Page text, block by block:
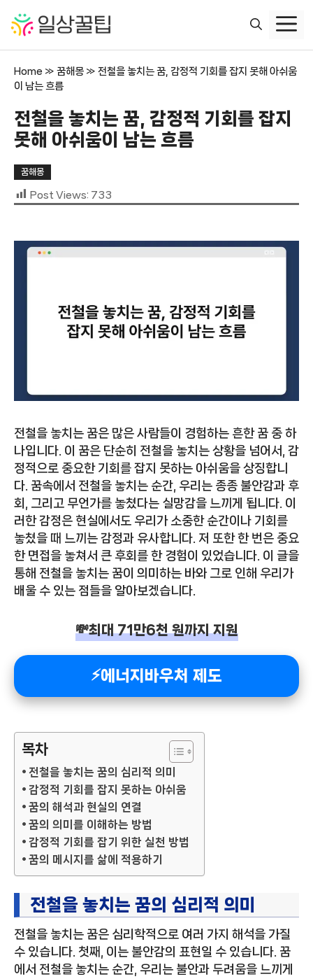
Home » 꿈해몽 » 전철을 놓치는 꿈, 감정적 기회를 잡지 못해 아쉬움
이 남는 흐름
전철을 놓치는 꿈, 감정적 기회를 잡지
못해 아쉬움이 남는 흐름
꿈해몽
Post Views: 733
전철을 놓치는 꿈은 많은 사람들이 경험하는 흔한 꿈 중 하
나입니다. 이 꿈은 단순히 전철을 놓치는 상황을 넘어서, 감
정적으로 중요한 기회를 잡지 못하는 아쉬움을 상징합니
다. 꿈속에서 전철을 놓치는 순간, 우리는 종종 불안감과 후
회, 그리고 무언가를 놓쳤다는 실망감을 느끼게 됩니다. 이
러한 감정은 현실에서도 우리가 소중한 순간이나 기회를
놓쳤을 때 느끼는 감정과 유사합니다. 저 또한 한 번은 중요
한 면접을 놓쳐서 큰 후회를 한 경험이 있었습니다. 이 글을
통해 전철을 놓치는 꿈이 의미하는 바와 그로 인해 우리가
배울 수 있는 점들을 알아보겠습니다.
💸최대 71만6천 원까지 지원
⚡에너지바우처 제도
목차
전철을 놓치는 꿈의 심리적 의미
감정적 기회를 잡지 못하는 아쉬움
꿈의 해석과 현실의 연결
꿈의 의미를 이해하는 방법
감정적 기회를 잡기 위한 실천 방법
꿈의 메시지를 삶에 적용하기
전철을 놓치는 꿈의 심리적 의미
전철을 놓치는 꿈은 심리학적으로 여러 가지 해석을 가질
수 있습니다. 첫째, 이는 불안감의 표현일 수 있습니다. 꿈
에서 전철을 놓치는 순간, 우리는 불안과 두려움을 느끼게